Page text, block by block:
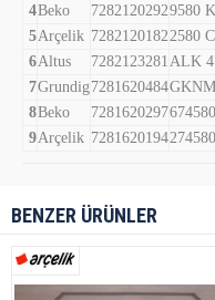
4Beko 72821202929580
5Arçelik 7282120182 2580
6Altus 7282123281 ALK
7Grundig 7281620484
8Beko 7281620297
9Arçelik 7281620194
BENZER ÜRÜNLER